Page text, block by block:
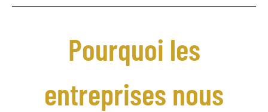
Pourquoi les
entreprises nous